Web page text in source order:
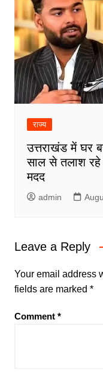
राज्य
उत्तराखंड में घर
साल से तलाश रहे
मदद
admin
Leave a Reply
Your email address
fields are marked *
Comment *